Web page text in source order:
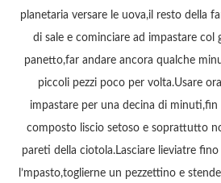
planetaria versare le uova,il resto della
di sale e cominciare ad impastare col
panetto,far andare ancora qualche
piccoli pezzi poco per volta.Usare
impastare per una decina di
composto liscio setoso e soprattutto
pareti della ciotola.Lasciare lieviatre
l’mpasto,toglierne un pezzettino e